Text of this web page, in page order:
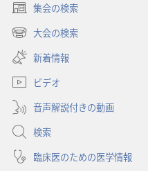
集会の検索
（新
し
タ
で
開
く）
大会の検索
（新
し
い
タ
ブ
で
開
く）
新着情報
ビデオ
音声解説付きの動画
検索
臨床医のための医学情報